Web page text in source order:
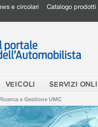
e circolari Catalogo prodotti
VEICOLI SERVIZI
Ricerca e Gestione UMC